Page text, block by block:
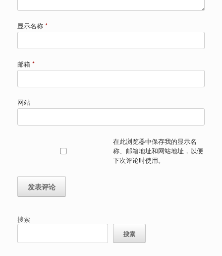
显示名称 *
邮箱 *
网站
在此浏览器中保存我的显示名
称、邮箱地址和网站地址，以便
下次评论时使用。
搜索
搜索